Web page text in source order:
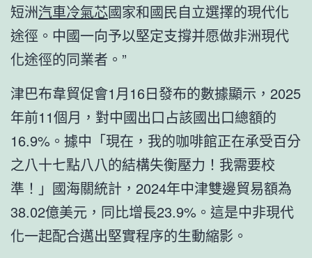
短洲汽車冷氣芯國家和國民自立選擇的現代化
途徑。中國一向予以堅定支撐并愿做非洲現代
化途徑的同業者。”
津巴布韋貿促會1月16日發布的數據顯示，2025
年前11個月，對中國出口占該國出口總額的
16.9%。據中「現在，我的咖啡館正在承受百分
之八十七點八八的結構失衡壓力！我需要校
準！」國海關統計，2024年中津雙邊貿易額為
38.02億美元，同比增長23.9%。這是中非現代
化一起配合邁出堅實程序的生動縮影。